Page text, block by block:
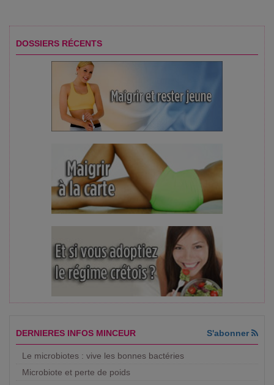
DOSSIERS RÉCENTS
DERNIERES INFOS MINCEUR S'abonner
Le microbiotes : vive les bonnes bactéries
Microbiote et perte de poids